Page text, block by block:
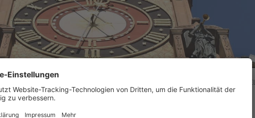
STADTVERWALTUNG, ÄMTER A-Z DEZERNAT I: OBERBÜRGERMEISTER MERGEL